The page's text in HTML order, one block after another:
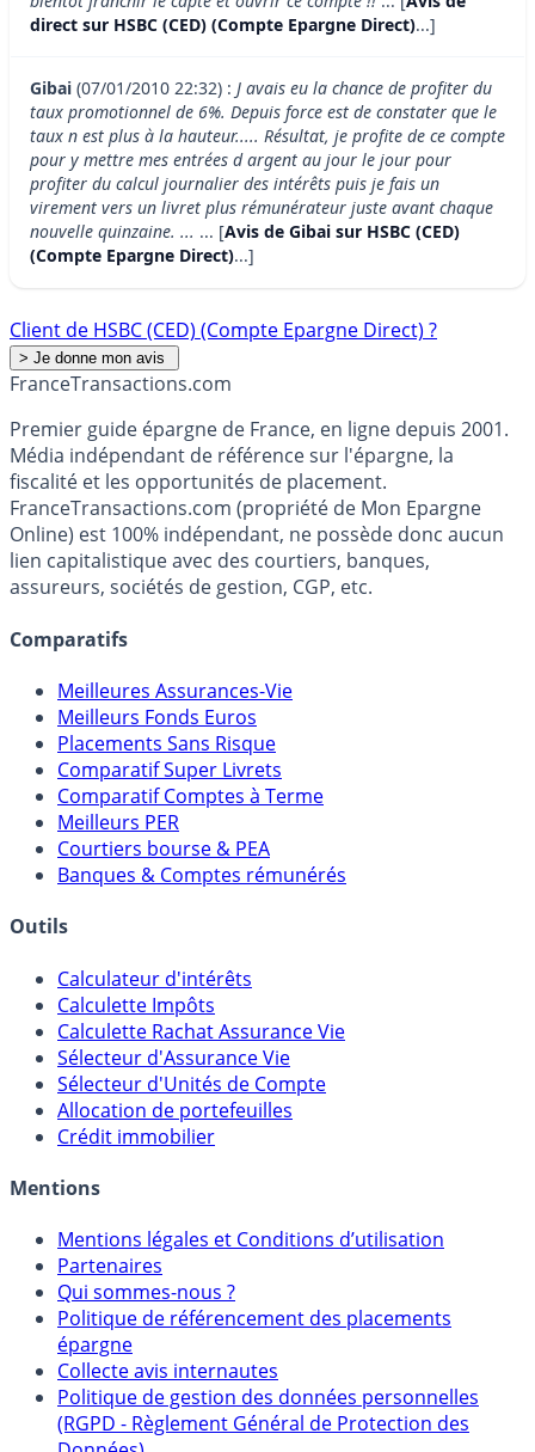
direct sur HSBC (CED) (Compte Epargne Direct)...]
Gibai (07/01/2010 22:32) : J avais eu la chance de profiter du
taux promotionnel de 6%. Depuis force est de constater que le
taux n est plus à la hauteur..... Résultat, je profite de ce compte
pour y mettre mes entrées d argent au jour le jour pour
profiter du calcul journalier des intérêts puis je fais un
virement vers un livret plus rémunérateur juste avant chaque
nouvelle quinzaine. ... ... [Avis de Gibai sur HSBC (CED)
(Compte Epargne Direct)...]
Client de HSBC (CED) (Compte Epargne Direct) ?
FranceTransactions.com
Premier guide épargne de France, en ligne depuis 2001.
Média indépendant de référence sur l'épargne, la
fiscalité et les opportunités de placement.
FranceTransactions.com (propriété de Mon Epargne
Online) est 100% indépendant, ne possède donc aucun
lien capitalistique avec des courtiers, banques,
assureurs, sociétés de gestion, CGP, etc.
Comparatifs
Meilleures Assurances-Vie
Meilleurs Fonds Euros
Placements Sans Risque
Comparatif Super Livrets
Comparatif Comptes à Terme
Meilleurs PER
Courtiers bourse & PEA
Banques & Comptes rémunérés
Outils
Calculateur d'intérêts
Calculette Impôts
Calculette Rachat Assurance Vie
Sélecteur d'Assurance Vie
Sélecteur d'Unités de Compte
Allocation de portefeuilles
Crédit immobilier
Mentions
Mentions légales et Conditions d’utilisation
Partenaires
Qui sommes-nous ?
Politique de référencement des placements
épargne
Collecte avis internautes
Politique de gestion des données personnelles
(RGPD - Règlement Général de Protection des